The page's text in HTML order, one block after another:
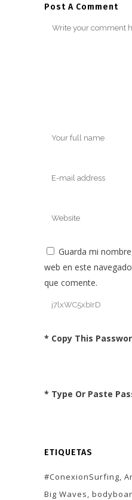
Post A Comment
Guarda mi
web en este
que comente.
* Copy This
* Type Or Paste
ETIQUETAS
#ConexionSurfing
Big Waves